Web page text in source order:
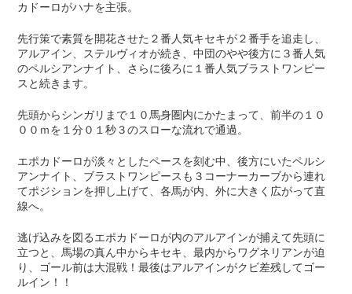
カドーロがハナを主張。
先行策で素質を開花させた２番人気キセキが２番手を追走し、
アルアイン、ステルヴィオが続き、中団のやや後方に３番人気
のペルシアンナイト、さらに後ろに１番人気ブラストワンピー
スと続きます。
先頭からシンガリまで１０馬身圏内にかたまって、前半の１０
００ｍを１分０１秒３のスローな流れで通過。
エポカドーロが淡々としたペースを刻む中、後方にいたペルシ
アンナイト、ブラストワンピースも３コーナーカーブから連れ
てポジションを押し上げて、各馬が内、外に大きく広がって直
線へ。
逃げ込みを図るエポカドーロが内のアルアインが捕えて先頭に
立つと、馬場の真ん中からキセキ、最内からワグネリアンが迫
り、ゴール前は大混戦！最後はアルアインがクビ差残してゴー
ルイン！！